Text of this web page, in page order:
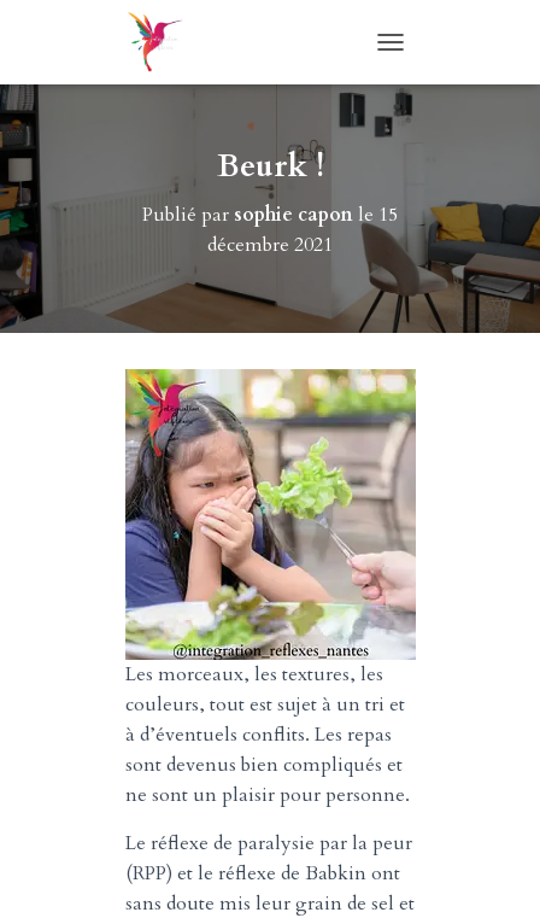
O
G
G
A
V
G
A
T
O
N
Beurk !
Publié par sophie capon le 15
décembre 2021
Les morceaux, les textures, les
couleurs, tout est sujet à un tri et
à d’éventuels conflits. Les repas
sont devenus bien compliqués et
ne sont un plaisir pour personne.
Le réflexe de paralysie par la peur
(RPP) et le réflexe de Babkin ont
sans doute mis leur grain de sel et